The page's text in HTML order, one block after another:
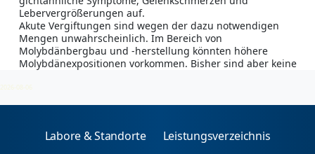
Lebervergrößerungen auf.
Akute Vergiftungen sind wegen der dazu notwendigen
Mengen unwahrscheinlich. Im Bereich von
Molybdänbergbau und -herstellung könnten höhere
Molybdänexpositionen vorkommen. Bisher sind aber keine
2026-08-06
Labore & Standorte Leistungsverzeichnis